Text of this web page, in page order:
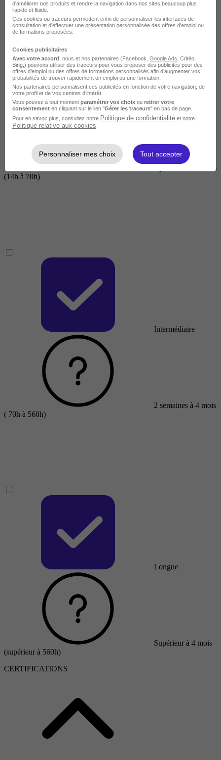
Courte
2 jours à 2 semaines
(14h à 70h)
Intermédiaire
2 semaines à 4 mois
( 70h à 560h)
Longue
Supérieur à 4 mois
(supérieur à 560h)
CERTIFICATIONS
d'améliorer nos produits et rendre la navigation dans nos sites beaucoup plus
rapide et fluide.
Ces cookies ou traceurs permettent enfin de personnaliser les interfaces de
consultation et d'effectuer une présentation personnalisée des offres d'emploi ou
de formations proposées.
Cookies publicitaires
Avec votre accord , nous et nos partenaires (Facebook, Google Ads , Critéo,
Bing,) pouvons utiliser des traceurs pour vous proposer des publicités pour des
offres d’emploi ou des offres de formations personnalisés afin d’augmenter vos
probabilités de trouver rapidement un emploi ou une formation.
Nos partenaires personnalisent ces publicités en fonction de votre navigation, de
votre profil et de vos centres d’intérêt.
Vous pouvez à tout moment paramétrer vos choix ou retirer votre
consentement en cliquant sur le lien "Gérer les traceurs" en bas de page.
Pour en savoir plus, consultez notre Politique de confidentialité et notre
Politique relative aux cookies
Personnaliser mes choix Tout accepter